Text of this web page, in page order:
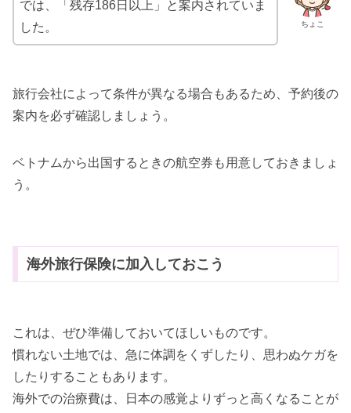
ちょこ
では、「残存186日以上」と案内されていま
した。
旅行会社によって条件が異なる場合もあるため、予約後の
案内を必ず確認しましょう。
ベトナムから出国するときの航空券も用意しておきましょ
う。
海外旅行保険に加入しておこう
これは、ぜひ準備しておいてほしいものです。
慣れない土地では、急に体調をくずしたり、思わぬケガを
したりすることもあります。
海外での治療費は、日本の感覚よりずっと高くなることが